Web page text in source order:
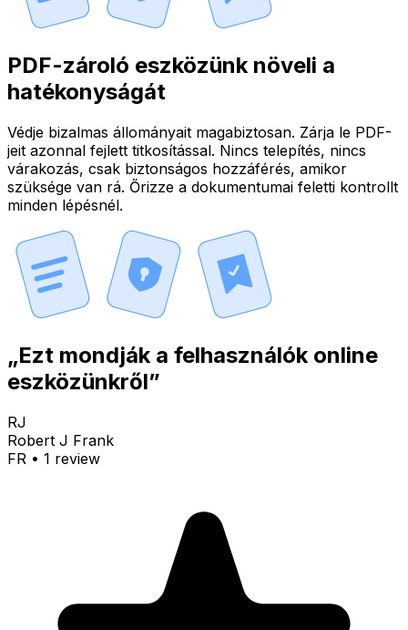
PDF-zároló eszközünk növeli a
hatékonyságát
Védje bizalmas állományait magabiztosan. Zárja le PDF-
jeit azonnal fejlett titkosítással. Nincs telepítés, nincs
várakozás, csak biztonságos hozzáférés, amikor
szüksége van rá. Őrizze a dokumentumai feletti kontrollt
minden lépésnél.
„Ezt mondják a felhasználók online
eszközünkről”
RJ
Robert J Frank
FR • 1 review